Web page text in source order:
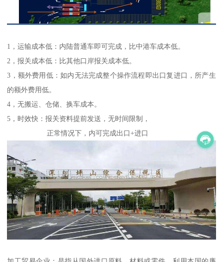
1，运输成本低：内陆普通车即可完成，比中港车成本低。
2，报关成本低：比其他口岸报关成本低。
3，额外费用低：如内无法完成整个操作流程即出口复进口，所产生
的额外费用低。
4，无搬运、仓储、换车成本。
5，时效快：报关资料提前发送，无时间限制，
正常情况下，内可完成出口+进口